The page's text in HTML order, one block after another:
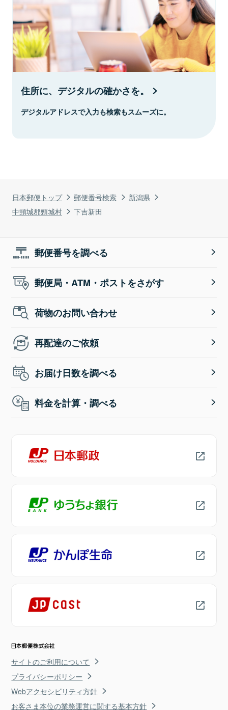
日本郵便トップ 郵便番号検索
新潟県
中頸城郡頸城村
下吉新田
住所に、デジタルの確かさを。
デジタルアドレスで入力も検索もスムーズに。
郵便番号を調べる
郵便局・ATM・ポストをさがす
荷物のお問い合わせ
再配達のご依頼
お届け日数を調べる
料金を計算・調べる
サイトのご利用について
プライバシーポリシー
Webアクセシビリティ方針
お客さま本位の業務運営に関する基本方針